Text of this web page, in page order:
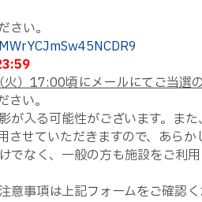
さい。
）17:00頃にメールにてご当選
い。
入る可能性がございます。ま
せていただきますので、あらか
なく、一般の方も施設をご利
事項は上記フォームをご確認く